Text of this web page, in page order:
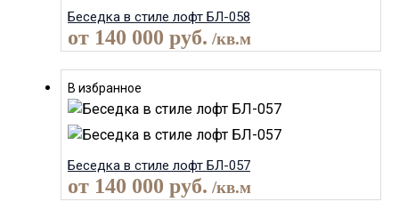
Беседка в стиле лофт БЛ-058
от 140 000 руб. /кв.м
В избранное
Беседка в стиле лофт БЛ-057
от 140 000 руб. /кв.м